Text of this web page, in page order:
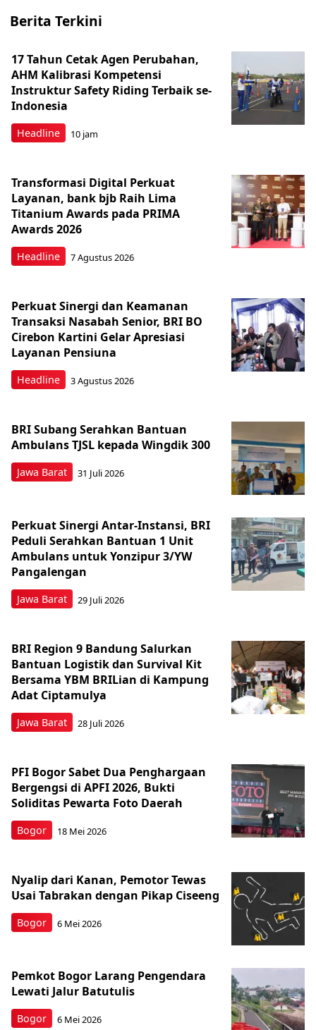
Berita Terkini
Headline
17 Tahun Cetak Agen Perubahan,
AHM Kalibrasi Kompetensi
Instruktur Safety Riding Terbaik se-
Indonesia
10 jam
Headline
Transformasi Digital Perkuat
Layanan, bank bjb Raih Lima
Titanium Awards pada PRIMA
Awards 2026
7 Agustus 2026
Headline
Perkuat Sinergi dan Keamanan
Transaksi Nasabah Senior, BRI BO
Cirebon Kartini Gelar Apresiasi
Layanan Pensiuna
3 Agustus 2026
Jawa Barat
BRI Subang Serahkan Bantuan
Ambulans TJSL kepada Wingdik 300
31 Juli 2026
Jawa Barat
Perkuat Sinergi Antar-Instansi, BRI
Peduli Serahkan Bantuan 1 Unit
Ambulans untuk Yonzipur 3/YW
Pangalengan
29 Juli 2026
Jawa Barat
BRI Region 9 Bandung Salurkan
Bantuan Logistik dan Survival Kit
Bersama YBM BRILian di Kampung
Adat Ciptamulya
28 Juli 2026
Bogor
PFI Bogor Sabet Dua Penghargaan
Bergengsi di APFI 2026, Bukti
Soliditas Pewarta Foto Daerah
18 Mei 2026
Bogor
Nyalip dari Kanan, Pemotor Tewas
Usai Tabrakan dengan Pikap Ciseeng
6 Mei 2026
Bogor
Pemkot Bogor Larang Pengendara
Lewati Jalur Batutulis
6 Mei 2026